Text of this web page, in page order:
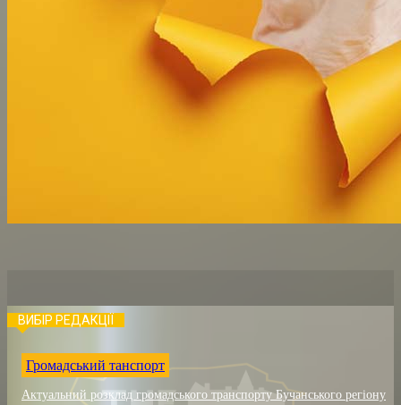
ВИБІР РЕДАКЦІЇ
Громадський танспорт
Актуальний розклад громадського транспорту Бучанського регіону